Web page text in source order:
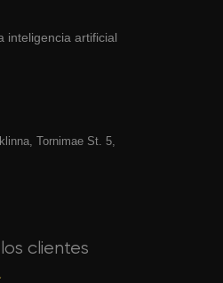
inteligencia artificial
Tornimаe St. 5,
clientes